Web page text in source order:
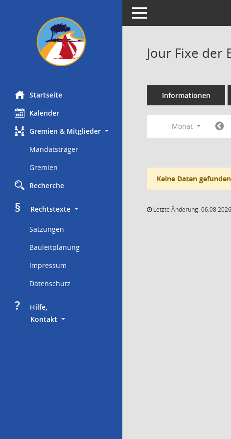
Startseite
Kalender
Gremien & Mitglieder
Mandatsträger
Gremien
Recherche
§
     Rechtstexte
Satzungen
Bauleitplanung
Impressum
Datenschutz
?
     Hilfe,
Kontakt
Toggle navigation
Jour Fixe der
Informationen
Monat
Keine Daten
Letzte Änderung: